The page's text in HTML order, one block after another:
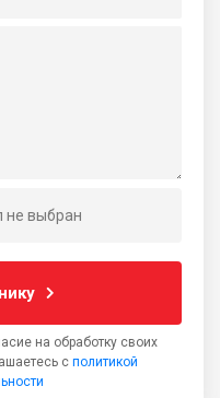
не выбран
на обработку своих
с политикой